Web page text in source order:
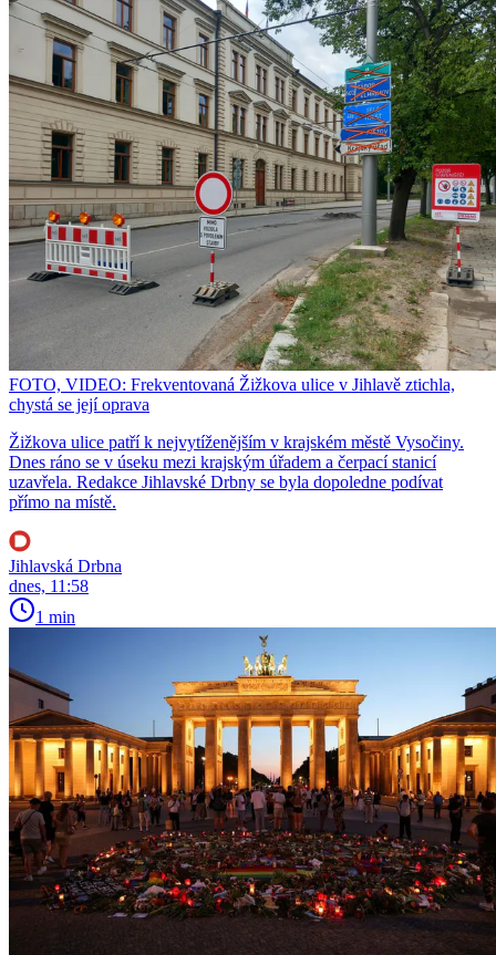
FOTO, VIDEO: Frekventovaná Žižkova ulice v Jihlavě ztichla,
chystá se její oprava
Žižkova ulice patří k nejvytíženějším v krajském městě Vysočiny.
Dnes ráno se v úseku mezi krajským úřadem a čerpací stanicí
uzavřela. Redakce Jihlavské Drbny se byla dopoledne podívat
přímo na místě.
Jihlavská Drbna
dnes, 11:58
1 min